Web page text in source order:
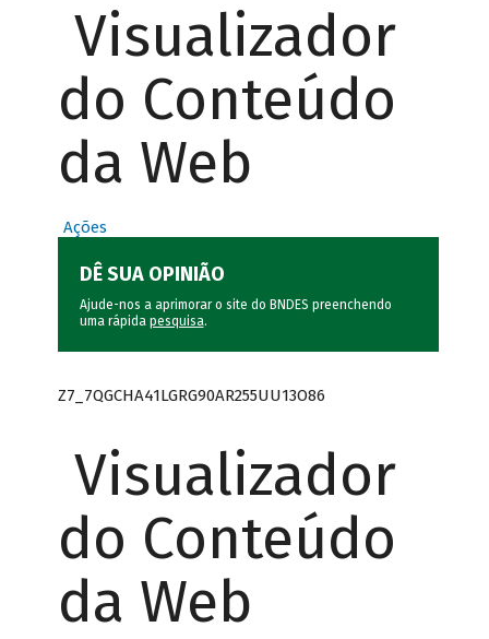
Visualizador
do Conteúdo
da Web
Ações
DÊ SUA OPINIÃO
Ajude-nos a aprimorar o site do BNDES preenchendo
uma rápida pesquisa.
Z7_7QGCHA41LGRG90AR255UU13O86
Visualizador
do Conteúdo
da Web